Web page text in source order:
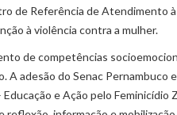
de Referência de Atendimento
à violência contra a mulher.
de competências
A adesão do Senac
e Ação pelo Feminicídio